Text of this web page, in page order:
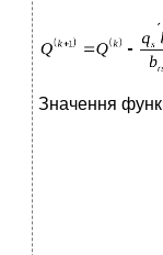
Значення